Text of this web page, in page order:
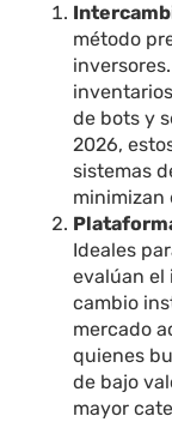
método
de bots y
2026,
sistemas
minimizan
Ideales
evalúan el
cambio
mercado
quienes
de bajo
mayor